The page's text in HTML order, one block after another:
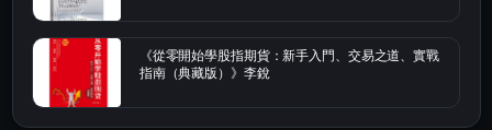
《從零開始學股指期貨：新手入門、交易之道、實戰
指南（典藏版）》李銳